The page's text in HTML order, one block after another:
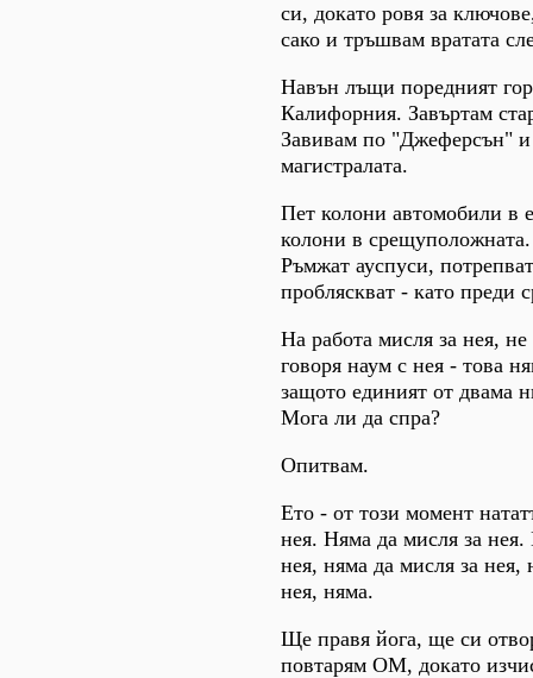
си, докато ровя за
сако и тръшвам вратата
Навън лъщи поредният
Калифорния. Завъртам
Завивам по "Джеферсън" и
магистралата.
Пет колони автомобили в
колони в срещуположната.
Ръмжат ауспуси,
пробляскват - като преди
На работа мисля за нея, не
говоря наум с нея - това
защото единият от двама
Мога ли да спра?
Опитвам.
Ето - от този момент
нея. Няма да мисля за
нея, няма да мисля за нея,
нея, няма.
Ще правя йога, ще си
повтарям ОМ, докато